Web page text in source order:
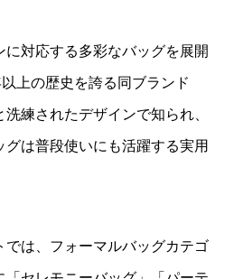
対応する多彩なバッグを展開
上の歴史を誇る同ブランド
練されたデザインで知られ、
は普段使いにも活躍する実用
では、フォーマルバッグカテゴ